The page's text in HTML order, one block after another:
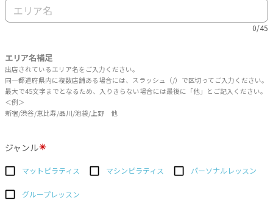
0/45
エリア名補足
出店されているエリア名をご入力ください。
同一都道府県内に複数店舗ある場合には、スラッシュ（/）で区切ってご入力ください。
最大で45文字までとなるため、入りきらない場合には最後に「他」とご記入ください。
＜例＞
新宿/渋谷/恵比寿/品川/池袋/上野 他
ジャンル
マットピラティス マシンピラティス パーソナルレッスン
グループレッスン